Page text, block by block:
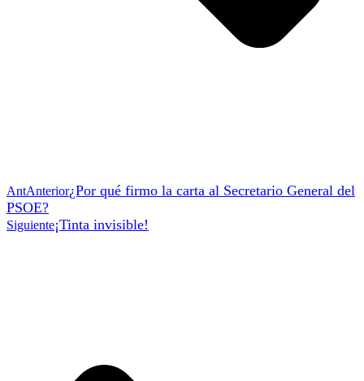
AntAnterior¿Por qué firmo la carta al Secretario General del
PSOE?
Siguiente¡Tinta invisible!